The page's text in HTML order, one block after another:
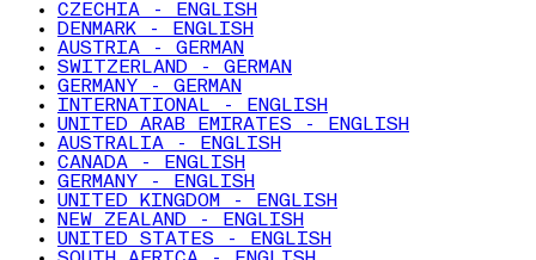
CZECHIA - ENGLISH
DENMARK - ENGLISH
AUSTRIA - GERMAN
SWITZERLAND - GERMAN
GERMANY - GERMAN
INTERNATIONAL - ENGLISH
UNITED ARAB EMIRATES - ENGLISH
AUSTRALIA - ENGLISH
CANADA - ENGLISH
GERMANY - ENGLISH
UNITED KINGDOM - ENGLISH
NEW ZEALAND - ENGLISH
UNITED STATES - ENGLISH